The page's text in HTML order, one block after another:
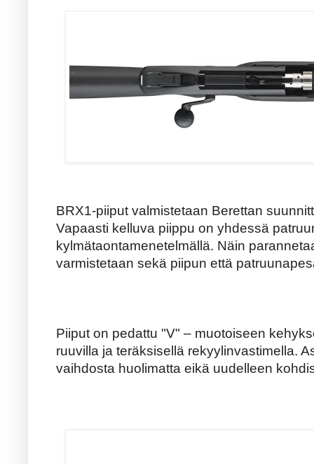
BRX1-piiput valmistetaan Berettan
Vapaasti kelluva piippu on yhdessä
kylmätaontamenetelmällä. Näin
varmistetaan sekä piipun että
Piiput on pedattu "V" – muotoiseen
ruuvilla ja teräksisellä rekyylinvastimella.
vaihdosta huolimatta eikä uudelleen